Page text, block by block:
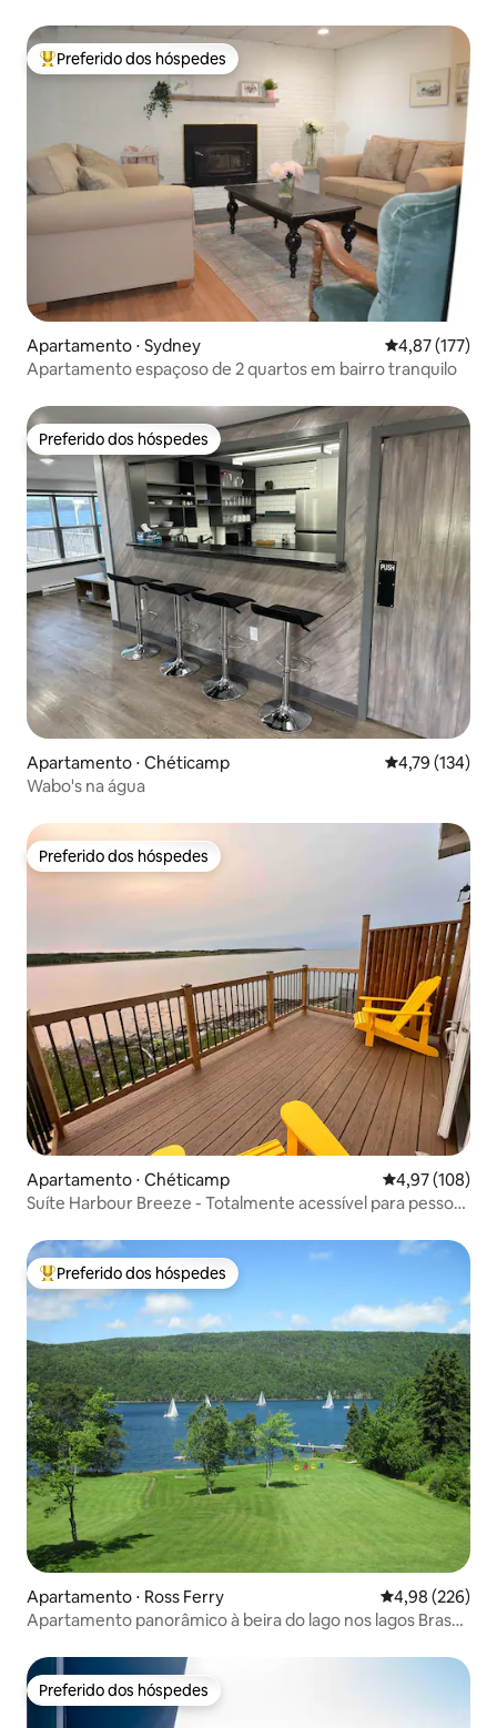
Entre os melhores preferidos dos hóspedes
Preferido dos hóspedes
Apartamento ⋅ Sydney 4,87 de uma
4,87 (177)
Apartamento espaçoso de 2 quartos em bairro tranquilo
Preferido dos hóspedes
Preferido dos hóspedes
Apartamento ⋅ Chéticamp 4,79 de uma
4,79 (134)
Wabo's na água
Preferido dos hóspedes
Preferido dos hóspedes
Apartamento ⋅ Chéticamp 4,97 de uma
4,97 (108)
Suíte Harbour Breeze - Totalmente acessível para pessoas
Entre os melhores preferidos dos hóspedes
Preferido dos hóspedes
Apartamento ⋅ Ross Ferry 4,98 de uma
4,98 (226)
Apartamento panorâmico à beira do lago nos lagos Bras
Preferido dos hóspedes
Preferido dos hóspedes